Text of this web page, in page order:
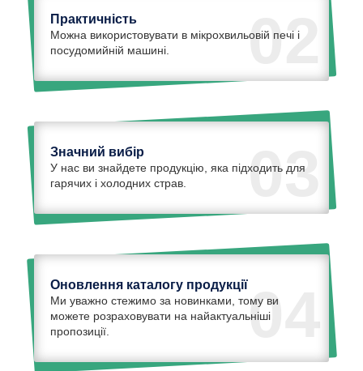
02
Практичність
Можна використовувати в мікрохвильовій печі і
посудомийній машині.
03
Значний вибір
У нас ви знайдете продукцію, яка підходить для
гарячих і холодних страв.
04
Оновлення каталогу продукції
Ми уважно стежимо за новинками, тому ви
можете розраховувати на найактуальніші
пропозиції.